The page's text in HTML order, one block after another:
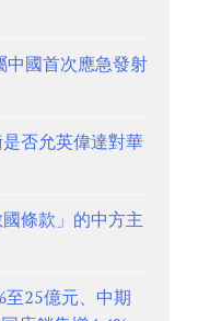
中國首次應急發射
否允英偉達對華
條款」的中方主
至25億元、中期